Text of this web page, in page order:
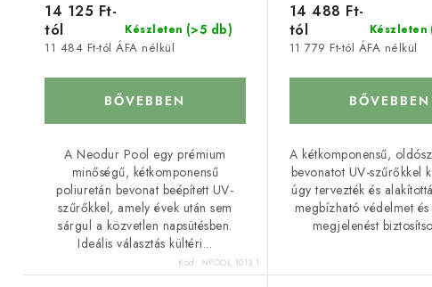
Készleten (>5 db)
11 484 Ft-tól ÁFA nélkül
14 125 Ft-
tól
BŐVEBBEN
A Neodur Pool egy prémium
minőségű, kétkomponensű
poliuretán bevonat beépített UV-
szűrőkkel, amely évek után sem
sárgul a közvetlen napsütésben.
Ideális választás kültéri...
Kód: NPOOL.1013.1
Készleten
11 779 Ft-tól ÁFA nélkül
14 488 Ft-
tól
BŐVEBBEN
A kétkomponensű,
bevonatot UV-szűrőkkel
úgy tervezték és
megbízható védelmet és
megjelenést